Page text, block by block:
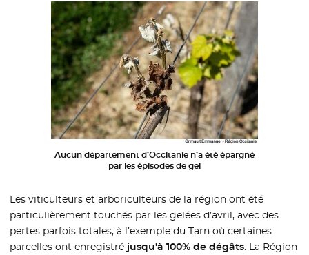
Aucun département d’Occitanie n’a été épargné
par les épisodes de gel
Les viticulteurs et arboriculteurs de la région ont été
particulièrement touchés par les gelées d’avril, avec des
pertes parfois totales, à l’exemple du Tarn où certaines
parcelles ont enregistré jusqu’à 100% de dégâts . La Région